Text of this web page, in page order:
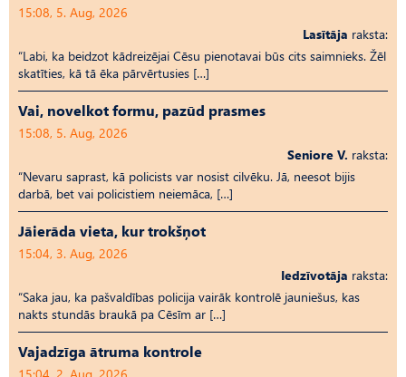
15:08, 5. Aug, 2026
Lasītāja raksta:
“Labi, ka beidzot kādreizējai Cēsu pienotavai būs cits saimnieks. Žēl
skatīties, kā tā ēka pārvērtusies […]
Vai, novelkot formu, pazūd prasmes
15:08, 5. Aug, 2026
Seniore V. raksta:
“Nevaru saprast, kā policists var nosist cilvēku. Jā, neesot bijis
darbā, bet vai policistiem neiemāca, […]
Jāierāda vieta, kur trokšņot
15:04, 3. Aug, 2026
Iedzīvotāja raksta:
“Saka jau, ka pašvaldības policija vairāk kontrolē jauniešus, kas
nakts stundās braukā pa Cēsīm ar […]
Vajadzīga ātruma kontrole